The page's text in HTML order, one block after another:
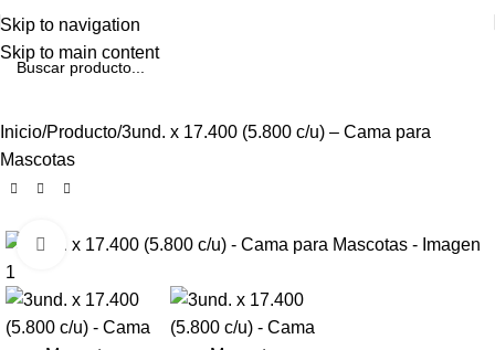
Skip to navigation
Skip to main content
Inicio Producto 3und. x 17.400 (5.800 c/u) – Cama para
Mascotas
Click to enlarge